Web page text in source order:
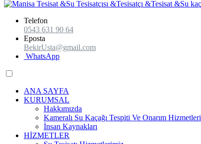
Telefon
0543 631 90 64
Eposta
BekirUsta@gmail.com
WhatsApp
ANA SAYFA
KURUMSAL
Hakkımızda
Kameralı Su Kaçağı Tespiti Ve Onarım Hizmetleri
İnsan Kaynakları
HİZMETLER